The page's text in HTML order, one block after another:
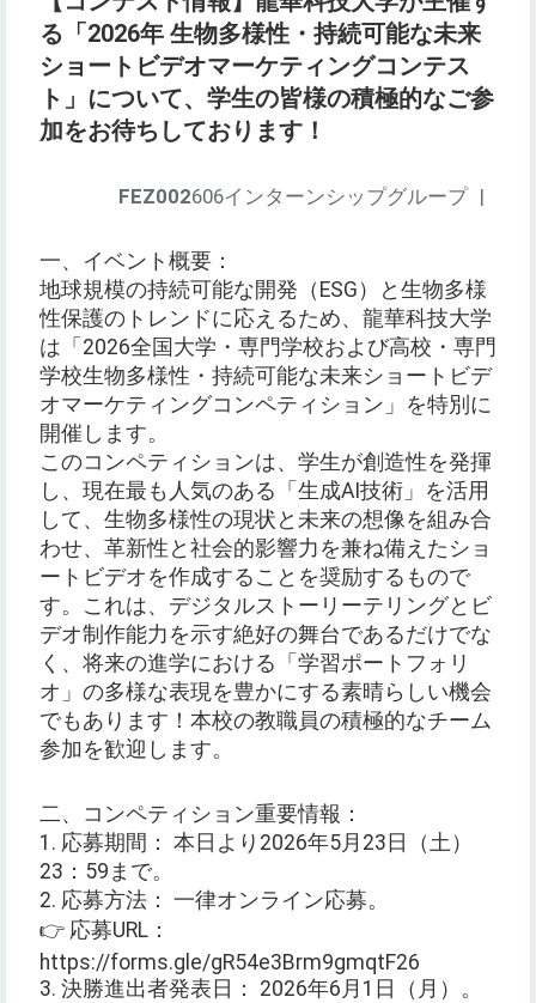
る「2026年 生物多様性・持続可能な未来
ショートビデオマーケティングコンテス
ト」について、学生の皆様の積極的なご参
加をお待ちしております！
FEZ002606インターンシップグループ |
一、イベント概要：
地球規模の持続可能な開発（ESG）と生物多様
性保護のトレンドに応えるため、龍華科技大学
は「2026全国大学・専門学校および高校・専門
学校生物多様性・持続可能な未来ショートビデ
オマーケティングコンペティション」を特別に
開催します。
このコンペティションは、学生が創造性を発揮
し、現在最も人気のある「生成AI技術」を活用
して、生物多様性の現状と未来の想像を組み合
わせ、革新性と社会的影響力を兼ね備えたショ
ートビデオを作成することを奨励するもので
す。これは、デジタルストーリーテリングとビ
デオ制作能力を示す絶好の舞台であるだけでな
く、将来の進学における「学習ポートフォリ
オ」の多様な表現を豊かにする素晴らしい機会
でもあります！本校の教職員の積極的なチーム
参加を歓迎します。
二、コンペティション重要情報：
1. 応募期間： 本日より2026年5月23日（土）
23：59まで。
2. 応募方法： 一律オンライン応募。
👉 応募URL：
https://forms.gle/gR54e3Brm9gmqtF26
3. 決勝進出者発表日： 2026年6月1日（月）。